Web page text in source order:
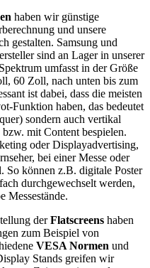
haben wir günstige
und unsere
gestalten. Samsung und
sind an Lager in unserer
umfasst in der Größe
60 Zoll, nach unten bis zum
ist dabei, dass die meisten
Funktion haben, das bedeutet
sondern auch vertikal
mit Content bespielen.
oder Displayadvertising,
bei einer Messe oder
So können z.B. digitale Poster
durchgewechselt werden,
Messestände.
derFlatscreens haben
zum Beispiel von
VESA Normen und
Stands greifen wir